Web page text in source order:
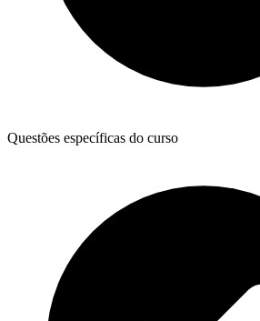
Questões específicas do curso